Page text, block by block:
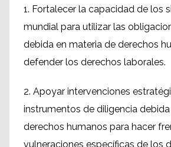
1. Fortalecer la capacidad de los
mundial para utilizar las
debida en materia de derechos
defender los derechos laborales.
2. Apoyar intervenciones
instrumentos de diligencia
derechos humanos para hacer
vulneraciones específicas de los